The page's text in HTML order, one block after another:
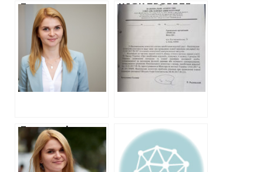
Депутатку
Верховної ради
від “Слуги
народу” Ганну
Колісник визнали
винною за забуті
квартири у
декларації, але
НАЗК ПРОВЕДЕ
ПОВНУ ПЕРЕВІРКУ
ДЕКЛАРАЦІЇ
ЗАСТУПНИКА
ДИРЕКТОРА
СКАНДАЛЬНОГО
КП ІГОРЯ ШКУРКО
​Депутатці
Верховної ради
від “Слуги
народу” Анні